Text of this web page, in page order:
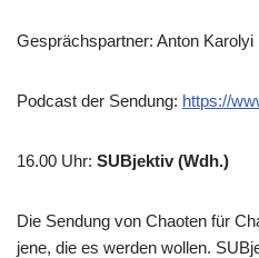
Gesprächspartner: Anton
Podcast der Sendung: https://
16.00 Uhr: SUBjektiv (Wdh.)
Die Sendung von Chaoten für
jene, die es werden wollen.